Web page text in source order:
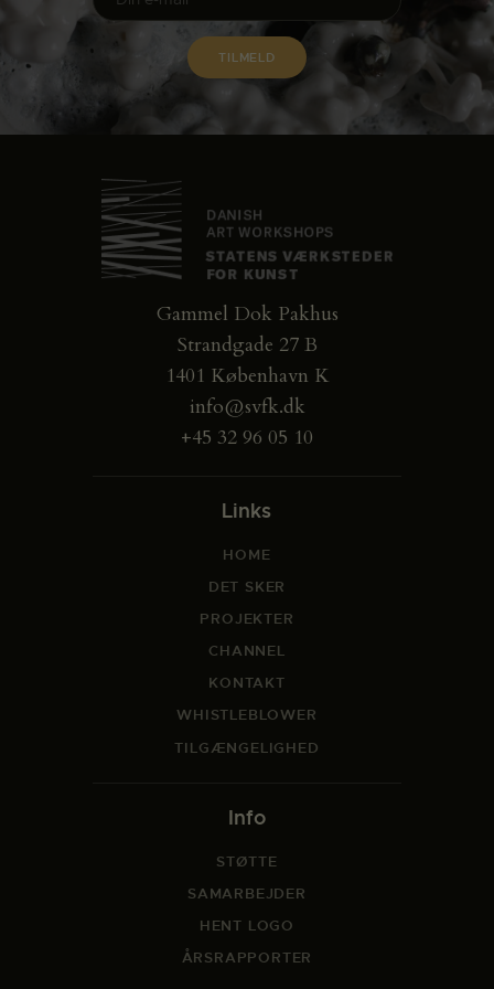
Gammel Dok Pakhus
Strandgade 27 B
1401 København K
info@svfk.dk
+45 32 96 05 10
Links
HOME
DET SKER
PROJEKTER
CHANNEL
KONTAKT
WHISTLEBLOWER
TILGÆNGELIGHED
Info
STØTTE
SAMARBEJDER
HENT LOGO
ÅRSRAPPORTER